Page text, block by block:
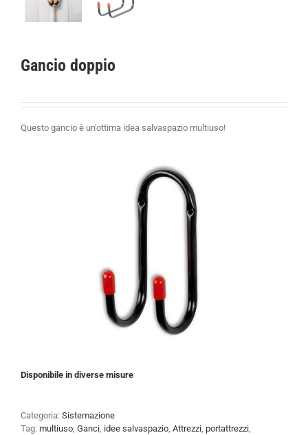
Gancio doppio
Questo gancio è un'ottima idea salvaspazio multiuso!
Disponibile in diverse misure
Categoria: Sistemazione
Tag: multiuso, Ganci, idee salvaspazio, Attrezzi, portattrezzi,